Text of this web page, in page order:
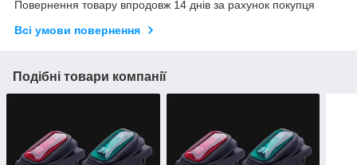
Повернення товару впродовж 14 днів за рахунок покупця
Всі умови повернення
Подібні товари компанії